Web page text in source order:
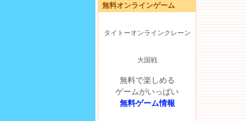
無料オンラインゲーム
タイトーオンラインクレーン
大国戦
無料で楽しめる
ゲームがいっぱい
無料ゲーム情報